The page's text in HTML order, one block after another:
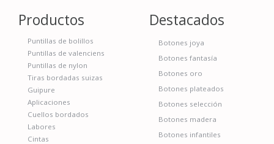
Productos
Puntillas de bolillos
Puntillas de valenciens
Puntillas de nylon
Tiras bordadas suizas
Guipure
Aplicaciones
Cuellos bordados
Labores
Cintas
Destacados
Botones joya
Botones fantasía
Botones oro
Botones plateados
Botones selección
Botones madera
Botones infantiles